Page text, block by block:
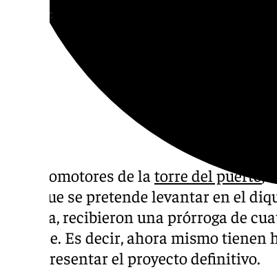
Compartir:
Los promotores de la torre del puerto
Lujo que se pretende levantar en el
Málaga, recibieron una prórroga de
octubre. Es decir, ahora mismo
para presentar el proyecto definitivo.